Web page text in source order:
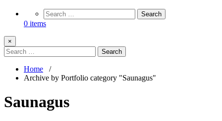
0 items
×
Home /
Archive by Portfolio category "Saunagus"
Saunagus